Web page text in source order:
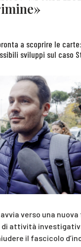
a scoprire le
sviluppi sul caso
verso una nuova
di attività
il fascicolo